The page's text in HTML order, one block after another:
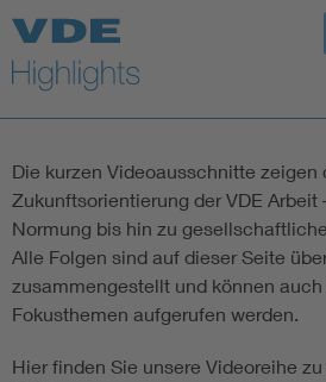
Top Themen
Fokusthemen
AI & Digital Trust
Health
Die kurzen Videoausschnitte zeigen
Zukunftsorientierung der VDE Arbeit
Normung bis hin zu
Alle Folgen sind auf dieser Seite
zusammengestellt und können auch
Fokusthemen aufgerufen werden.
Hier finden Sie unsere Videoreihe